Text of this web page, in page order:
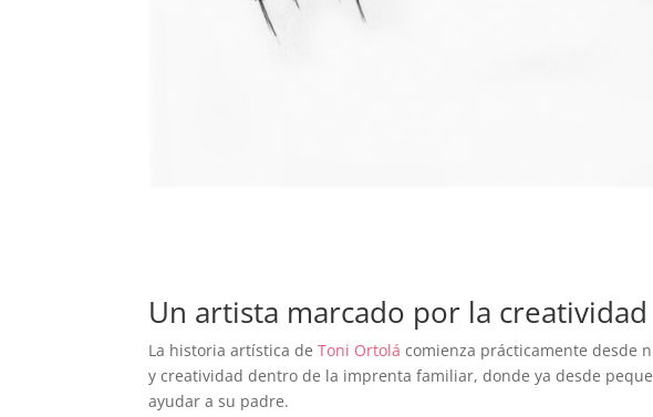
Un artista marcado por la
La historia artística deToni Ortolá comienza prácticamente desde
y creatividad dentro de la imprenta familiar, donde ya desde
ayudar a su padre.